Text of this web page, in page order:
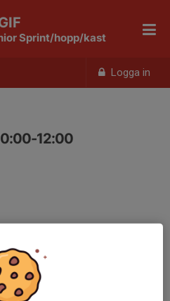
Logga in
Sprint/hopp/kast
12:00